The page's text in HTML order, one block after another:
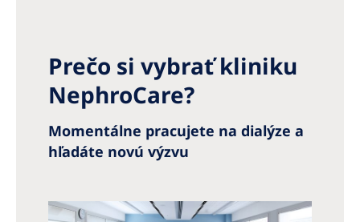
Prečo si vybrať kliniku
NephroCare?
Momentálne pracujete na dialýze a
hľadáte novú výzvu